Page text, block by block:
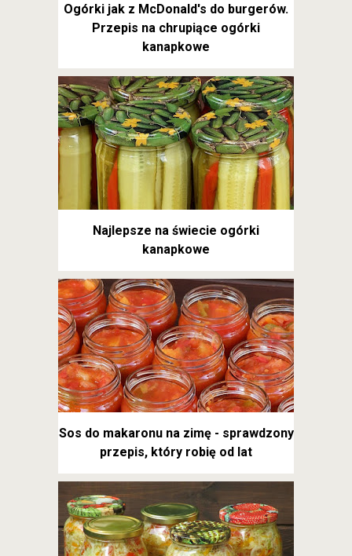
Ogórki jak z McDonald's do burgerów.
Przepis na chrupiące ogórki
kanapkowe
Najlepsze na świecie ogórki
kanapkowe
Sos do makaronu na zimę - sprawdzony
przepis, który robię od lat